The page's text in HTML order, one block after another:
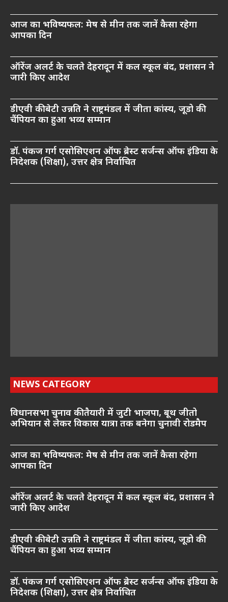
आज का भविष्यफल: मेष से मीन तक जानें कैसा रहेगा
आपका दिन
ऑरेंज अलर्ट के चलते देहरादून में कल स्कूल बंद, प्रशासन ने
जारी किए आदेश
डीएवी की बेटी उन्नति ने राष्ट्रमंडल में जीता कांस्य, जूडो की
चैंपियन का हुआ भव्य सम्मान
डॉ. पंकज गर्ग एसोसिएशन ऑफ ब्रेस्ट सर्जन्स ऑफ इंडिया के
निदेशक (शिक्षा), उत्तर क्षेत्र निर्वाचित
NEWS CATEGORY
विधानसभा चुनाव की तैयारी में जुटी भाजपा, बूथ जीतो
अभियान से लेकर विकास यात्रा तक बनेगा चुनावी रोडमैप
आज का भविष्यफल: मेष से मीन तक जानें कैसा रहेगा
आपका दिन
ऑरेंज अलर्ट के चलते देहरादून में कल स्कूल बंद, प्रशासन ने
जारी किए आदेश
डीएवी की बेटी उन्नति ने राष्ट्रमंडल में जीता कांस्य, जूडो की
चैंपियन का हुआ भव्य सम्मान
डॉ. पंकज गर्ग एसोसिएशन ऑफ ब्रेस्ट सर्जन्स ऑफ इंडिया के
निदेशक (शिक्षा), उत्तर क्षेत्र निर्वाचित